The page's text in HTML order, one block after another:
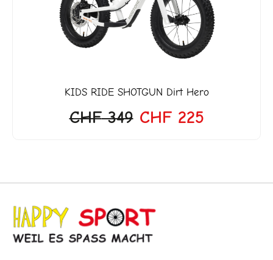
KIDS RIDE SHOTGUN Dirt Hero
CHF349
CHF 349
CHF225
CHF 225.